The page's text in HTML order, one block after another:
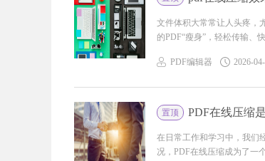
文件体积大常常让人头疼，
的PDF“瘦身”，轻松传输、
PDF编辑器 2026-
置顶 PDF在线压缩
在日常工作和学习中，我们
况，PDF在线压缩成为了一